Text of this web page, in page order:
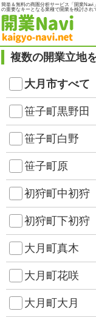
簡単＆無料の商圏分析サービス「開業
の重要なキーとなる業種で開業を検討され
複数の開業立地
大月市すべて
笹子町黒野田
笹子町白野
笹子町原
初狩町中初狩
初狩町下初狩
大月町真木
大月町花咲
大月町大月